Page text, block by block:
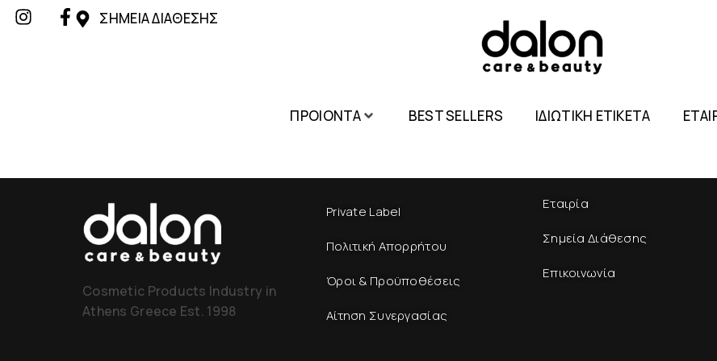
ΣΗΜΕΙΑ ΔΙΑΘΕΣΗΣ
ΠΡΟΙΟΝΤΑ BEST SELLERS ΙΔΙΩΤΙΚΗ ΕΤΙΚΕΤΑ
Cosmetic Products Industry in
Athens Greece Est. 1998
Private Label
Πολιτική Απορρήτου
Όροι & Προϋποθέσεις
Αίτηση Συνεργασίας
Εταιρία
Σημεία Διάθεσης
Επικοινωνία